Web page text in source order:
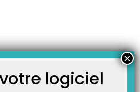
une recette diverse sans rechercher de
par les modèles d’écritures de
logiciel
×